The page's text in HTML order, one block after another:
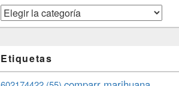
Categorías
Etiquetas